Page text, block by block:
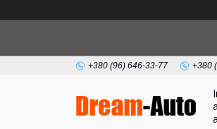
+380 (96) 646-33-77 +380